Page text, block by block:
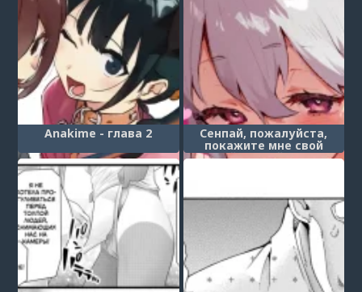
Anakime - глава 2 Сенпай, пожалуйста,
покажите мне свой
самый крутой оргазм